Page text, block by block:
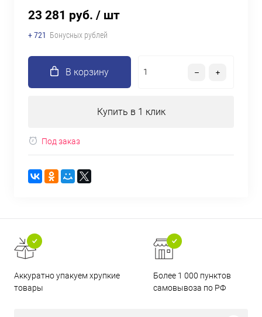
23 281 руб. / шт
+ 721 Бонусных рублей
В корзину
Купить в 1 клик
Под заказ
Аккуратно упакуем хрупкие
товары
Более 1 000 пунктов
самовывоза по РФ